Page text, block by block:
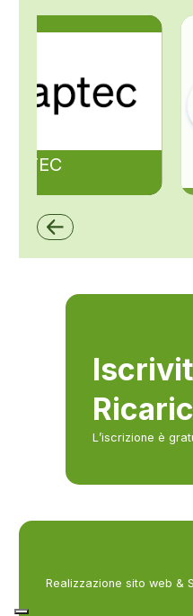
L’iscrizione è
Realizzazione sito web &